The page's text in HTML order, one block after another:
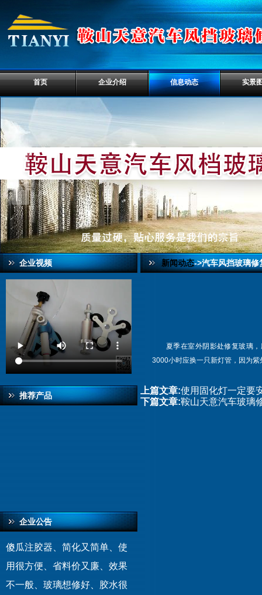
首页 企业介绍 信息动态 实景
企业视频
推荐产品
企业公告
傻瓜注胶器、简化又简单、使
用很方便、省料价又廉、效果
不一般、玻璃想修好、胶水很
新闻动态->汽车风挡玻璃修
夏季在室外阴影处修复玻璃
3000小时应换一只新灯管，因为
上篇文章:使用固化灯一定要
下篇文章:鞍山天意汽车玻璃